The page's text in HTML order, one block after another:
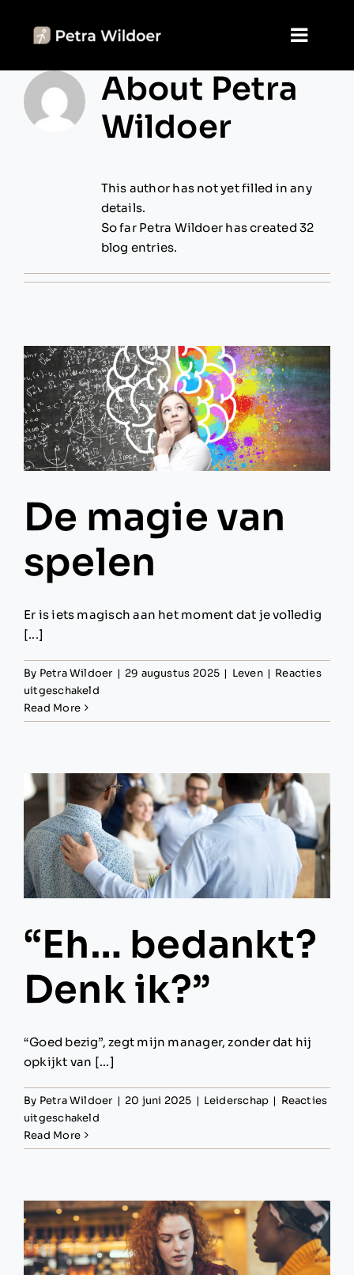
content
Home About Petra
Wildoer
This author has not yet filled in any
details.
So far Petra Wildoer has created 32
blog entries.
De magie van
spelen
Er is iets magisch aan het moment dat je volledig
[...]
By Petra Wildoer | 29 augustus 2025 | Leven | Reacties
uitgeschakeldvoor
magie
Read More
“Eh… bedankt?
Denk ik?”
“Goed bezig”, zegt mijn manager, zonder dat hij
opkijkt van [...]
By Petra Wildoer | 20 juni 2025 | Leiderschap | Reacties
uitgeschakeldvoor
bedankt?
Read More